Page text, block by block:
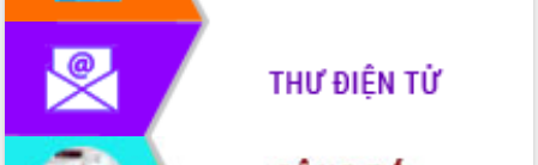
phát triển mới
Thường trực HĐND tỉnh Đắk Lắk gặp
mặt Đoàn chuyên gia y tế TP. Hồ Chí
Lễ truy điệu và an táng hài cốt liệt sĩ
tại Nghĩa trang Liệt sĩ xã Sơn Hòa